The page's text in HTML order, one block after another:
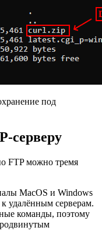
под
серверу
FTP можно тремя
MacOS и Windows
удалённым серверам.
команды, поэтому